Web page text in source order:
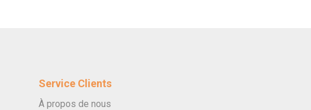
Service Clients
À propos de nous